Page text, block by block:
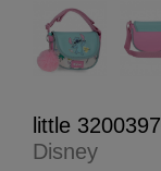
little
Disney